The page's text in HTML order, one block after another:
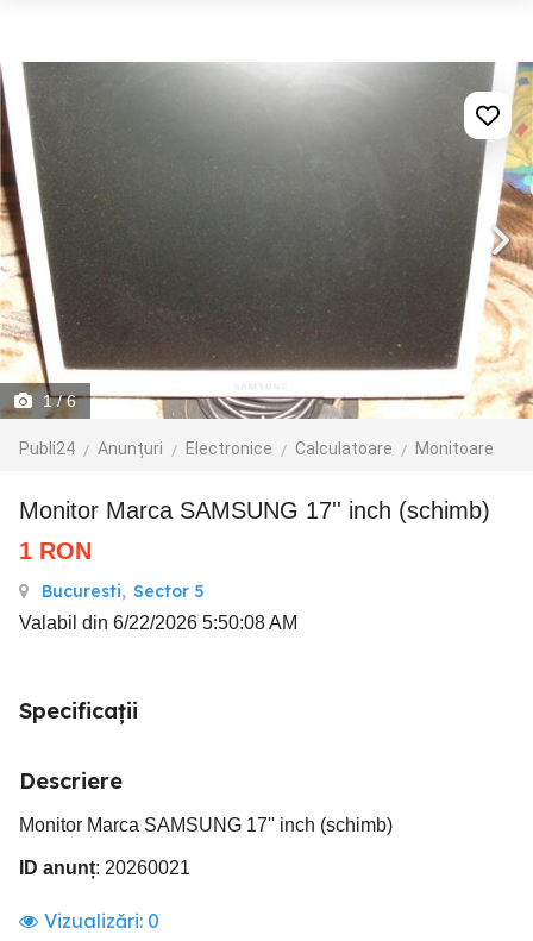
1/ 6
Publi24 Anunțuri Electronice Calculatoare Monitoare
Monitor Marca SAMSUNG 17'' inch (schimb)
1 RON
Bucuresti, Sector 5
Valabil din 6/22/2026 5:50:08 AM
Specificații
Descriere
Monitor Marca SAMSUNG 17'' inch (schimb)
ID anunț: 20260021
Vizualizări: 0